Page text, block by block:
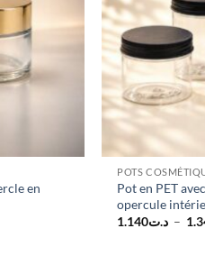
en
POTS
Pot en PET
opercule
د.ت1.140 –